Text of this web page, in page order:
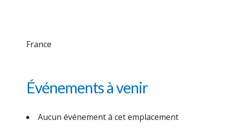
France
Événements à venir
Aucun événement à cet emplacement